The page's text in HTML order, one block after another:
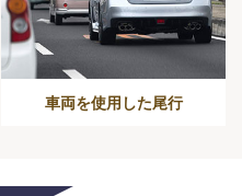
車両を使用した尾行